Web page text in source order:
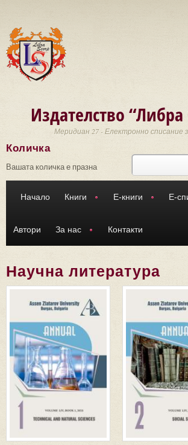
Издателство
Меридиан 27 - Електронно списание
Търси
Количка
Вашата количка е празна
Начало Книги Е-книги Е-
Автори За нас Контакти
Научна литература
Страници